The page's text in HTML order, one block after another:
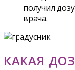
получил
врача.
КАКАЯ